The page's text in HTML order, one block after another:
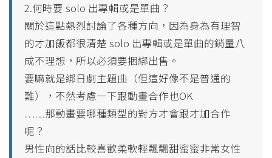
2.何時要 solo 出專輯或是單曲？
關於這點熱烈討論了各種方向，因為身為有理智
的才加飯都很清楚 solo 出專輯或是單曲的銷量八
成不理想，所以必須要捆綁出售。
要嘛就是綁日劇主題曲（但這好像不是普通的
難），不然考慮一下跟動畫合作也OK
……那動畫要哪種類型的對方才會跟才加合作
呢？
男性向的話比較喜歡柔軟輕飄飄甜蜜蜜非常女性